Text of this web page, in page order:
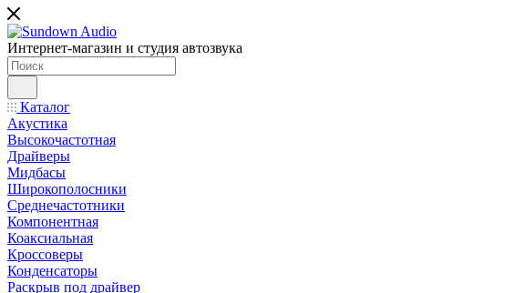
Интернет-магазин и студия автозвука
Каталог
Акустика
Высокочастотная
Драйверы
Мидбасы
Широкополосники
Среднечастотники
Компонентная
Коаксиальная
Кроссоверы
Конденсаторы
Раскрыв под драйвер